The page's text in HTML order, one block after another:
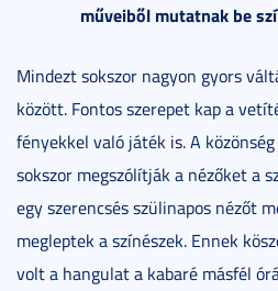
műveiből mutatnak be
Mindezt sokszor nagyon gyors
között. Fontos szerepet kap a
fényekkel való játék is. A
sokszor megszólítják a nézőket a
egy szerencsés szülinapos nézőt
megleptek a színészek. Ennek
volt a hangulat a kabaré másfél